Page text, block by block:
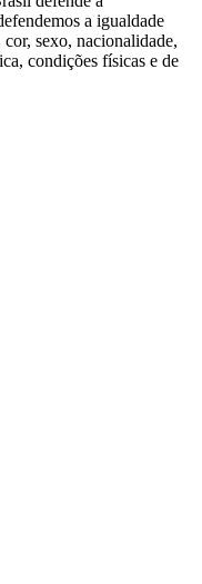
a igualdade
sexo, nacionalidade,
condições físicas e de